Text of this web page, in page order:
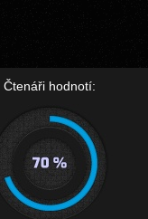
Čtenáři hodnotí: